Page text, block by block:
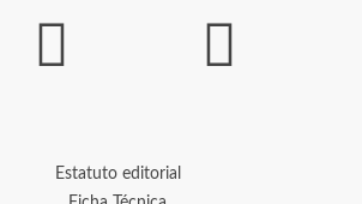
Estatuto editorial